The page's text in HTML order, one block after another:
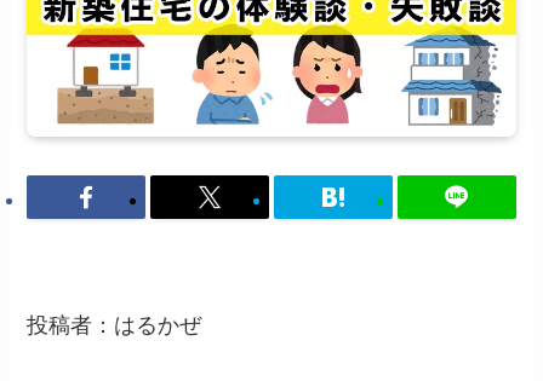
投稿者：はるかぜ